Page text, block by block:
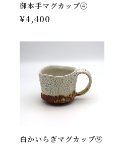
御本手マグカップ④
¥4,400
白かいらぎマグカップ⑨